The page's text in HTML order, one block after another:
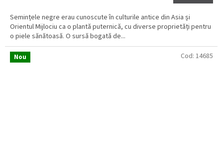
Semințele negre erau cunoscute în culturile antice din Asia și
Orientul Mijlociu ca o plantă puternică, cu diverse proprietăți pentru
o piele sănătoasă. O sursă bogată de...
Nou Cod: 14685